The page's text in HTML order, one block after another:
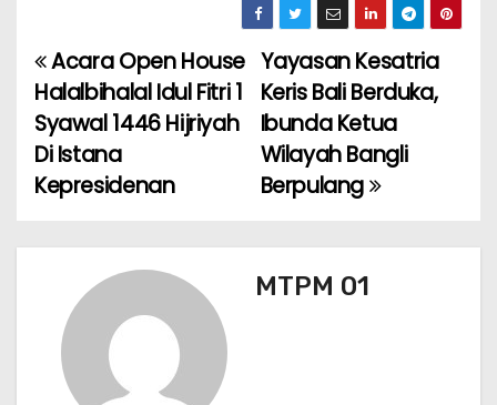
e
b
o
o
k
ts
A
p
p
l gr
a
m
ar
e
N
a
v
g
Yayasan Kesatria
Keris Bali Berduka,
Ibunda Ketua
Wilayah Bangli
Berpulang
Acara Open House
Halalbihalal Idul Fitri 1
Syawal 1446 Hijriyah
Di Istana
Kepresidenan
MTPM 01